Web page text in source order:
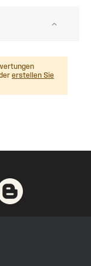
erstellen Sie